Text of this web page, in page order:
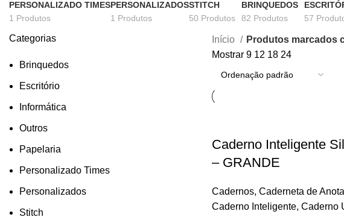
PERSONALIZADO TIMES
1 Produtos
PERSONALIZADOS
1 Produtos
STITCH
50 Produtos
BRINQUEDOS
82 Produtos
57
Categorias
Brinquedos
Escritório
Informática
Outros
Papelaria
Personalizado Times
Personalizados
Stitch
Início
Produtos marcados
Mostrar 9 12 18 24
Caderno Inteligente
– GRANDE
Cadernos, Caderneta de
Caderno Inteligente, Caderno